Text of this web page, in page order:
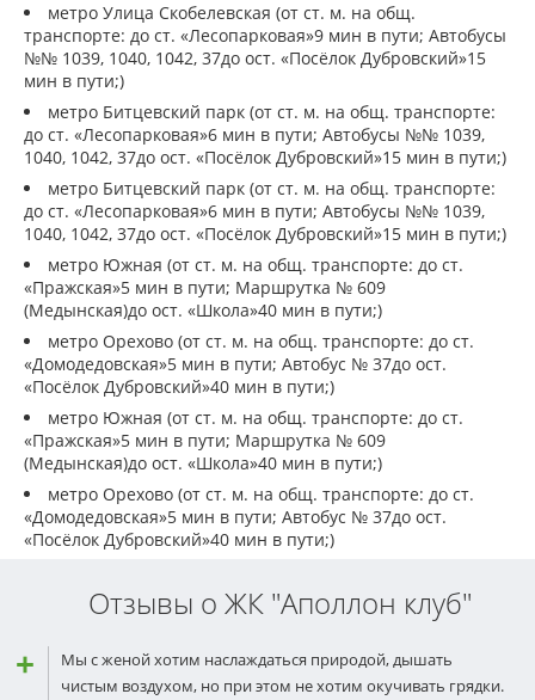
метро Улица Скобелевская (от ст. м. на общ.
транспорте: до ст. «Лесопарковая»9 мин в пути; Автобусы
№№ 1039, 1040, 1042, 37до ост. «Посёлок Дубровский»15
мин в пути;)
метро Битцевский парк (от ст. м. на общ. транспорте:
до ст. «Лесопарковая»6 мин в пути; Автобусы №№ 1039,
1040, 1042, 37до ост. «Посёлок Дубровский»15 мин в пути;)
метро Битцевский парк (от ст. м. на общ. транспорте:
до ст. «Лесопарковая»6 мин в пути; Автобусы №№ 1039,
1040, 1042, 37до ост. «Посёлок Дубровский»15 мин в пути;)
метро Южная (от ст. м. на общ. транспорте: до ст.
«Пражская»5 мин в пути; Маршрутка № 609
(Медынская)до ост. «Школа»40 мин в пути;)
метро Орехово (от ст. м. на общ. транспорте: до ст.
«Домодедовская»5 мин в пути; Автобус № 37до ост.
«Посёлок Дубровский»40 мин в пути;)
метро Южная (от ст. м. на общ. транспорте: до ст.
«Пражская»5 мин в пути; Маршрутка № 609
(Медынская)до ост. «Школа»40 мин в пути;)
метро Орехово (от ст. м. на общ. транспорте: до ст.
«Домодедовская»5 мин в пути; Автобус № 37до ост.
«Посёлок Дубровский»40 мин в пути;)
Отзывы о ЖК "Аполлон клуб"
Мы с женой хотим наслаждаться природой, дышать
чистым воздухом, но при этом не хотим окучивать грядки.